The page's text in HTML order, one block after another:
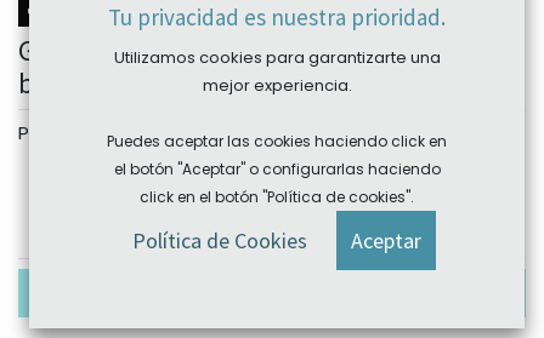
NOVEDAD
Gafa sol acetato BE151 53-22 (145)
bemboo eyewear
Personalizar
Tu privacidad es nuestra prioridad.
Utilizamos cookies para garantizarte una
mejor experiencia.
Puedes aceptar las cookies haciendo click en
el botón "Aceptar" o configurarlas haciendo
click en el botón "Política de cookies".
Política de Cookies Aceptar